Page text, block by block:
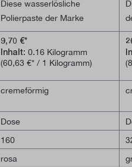
Diese wasserlösliche
Polierpaste der Marke
Diamant ist universell
einsetzbar. Sie ist zum
Beispiel für das Polieren von
Buntmetallen und Acryl
Kunstmassen, Chromteile,
Emaille und Kunststoffe
können mit dieser
cremeförmigen Paste poliert
9,70 €*
Inhalt: 0.16 Kilogramm
(60,63 €* / 1 Kilogramm)
cremeförmig
Dose
160
rosa